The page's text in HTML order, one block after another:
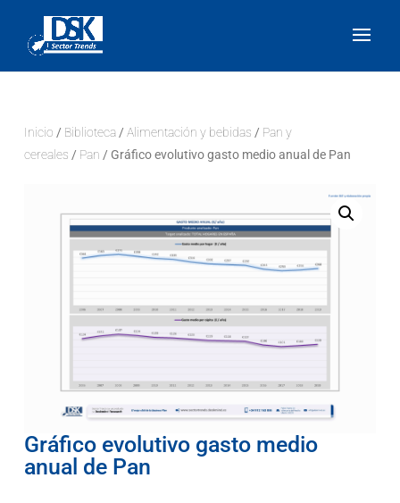
Inicio / Biblioteca/ Alimentación y bebidas / Pan y
cereales / Pan / Gráfico evolutivo gasto medio anual de Pan
Gráfico evolutivo gasto medio
anual de Pan